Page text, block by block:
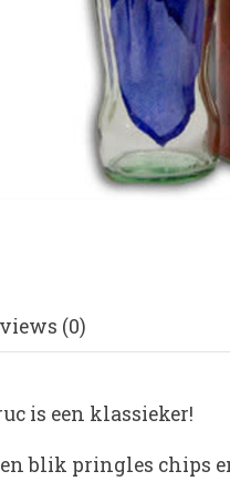
(0)
is een klassieker!
blik pringles chips